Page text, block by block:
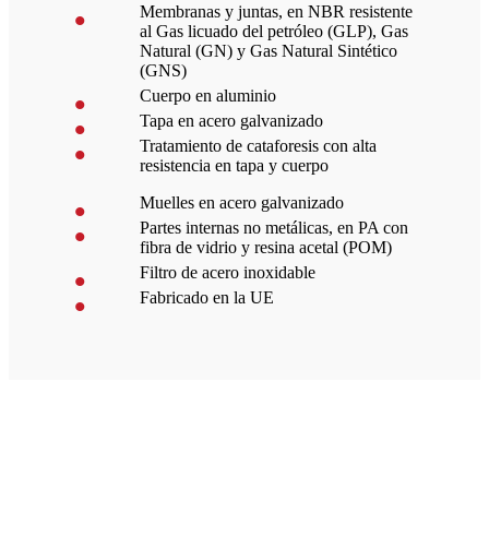
Membranas y juntas, en NBR resistente
al Gas licuado del petróleo (GLP), Gas
Natural (GN) y Gas Natural Sintético
(GNS)
Cuerpo en aluminio
Tapa en acero galvanizado
Tratamiento de cataforesis con alta
resistencia en tapa y cuerpo
Muelles en acero galvanizado
Partes internas no metálicas, en PA con
fibra de vidrio y resina acetal (POM)
Filtro de acero inoxidable
Fabricado en la UE